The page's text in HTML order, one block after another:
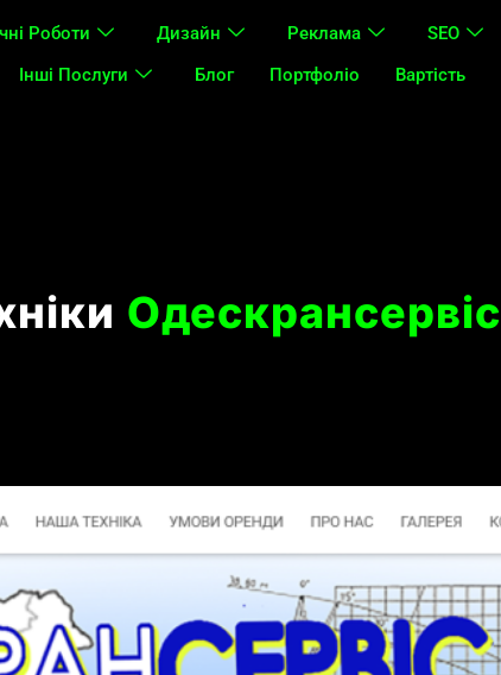
Роботи Дизайн Реклама SEO
Інші Послуги Блог Портфоліо Вартість
Одескрансервіс